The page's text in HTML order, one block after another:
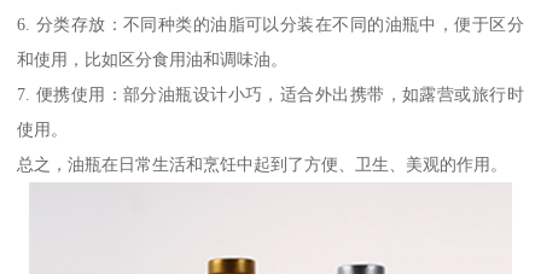
6. 分类存放：不同种类的油脂可以分装在不同的油瓶中，便于区分
和使用，比如区分食用油和调味油。
7. 便携使用：部分油瓶设计小巧，适合外出携带，如露营或旅行时
使用。
总之，油瓶在日常生活和烹饪中起到了方便、卫生、美观的作用。